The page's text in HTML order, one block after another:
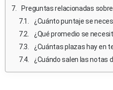
Preguntas relacionadas
¿Cuánto puntaje se
¿Qué promedio se necesita
¿Cuántas plazas hay en
¿Cuándo salen las notas